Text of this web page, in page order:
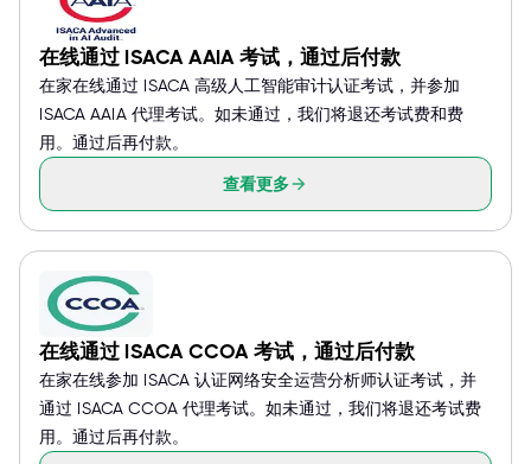
在线通过 ISACA AAIA 考试，通过后付款
在家在线通过 ISACA 高级人工智能审计认证考试，并参加
ISACA AAIA 代理考试。如未通过，我们将退还考试费和费
用。通过后再付款。
查看更多
在线通过 ISACA CCOA 考试，通过后付款
在家在线参加 ISACA 认证网络安全运营分析师认证考试，并
通过 ISACA CCOA 代理考试。如未通过，我们将退还考试费
用。通过后再付款。